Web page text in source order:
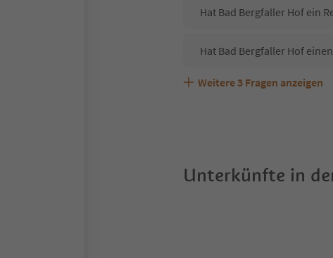
Hat Bad Bergfaller Hof ein
Hat Bad Bergfaller Hof
Sind Haustiere in der
Welche Services bietet Bad
Weitere 3 Fragen anzeigen
Unterkünfte in